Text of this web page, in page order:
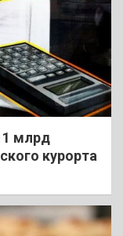
1 млрд
курорта